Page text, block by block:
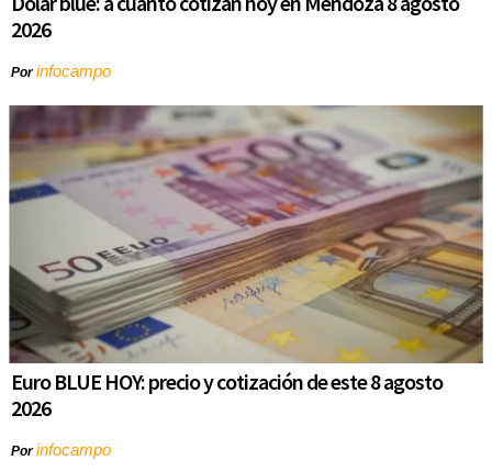
2026
Porinfocampo
Euro BLUE HOY: precio y cotización de este 8 agosto
2026
Porinfocampo